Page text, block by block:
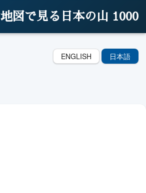
地図で見る日本の山 1000
ENGLISH 日本語